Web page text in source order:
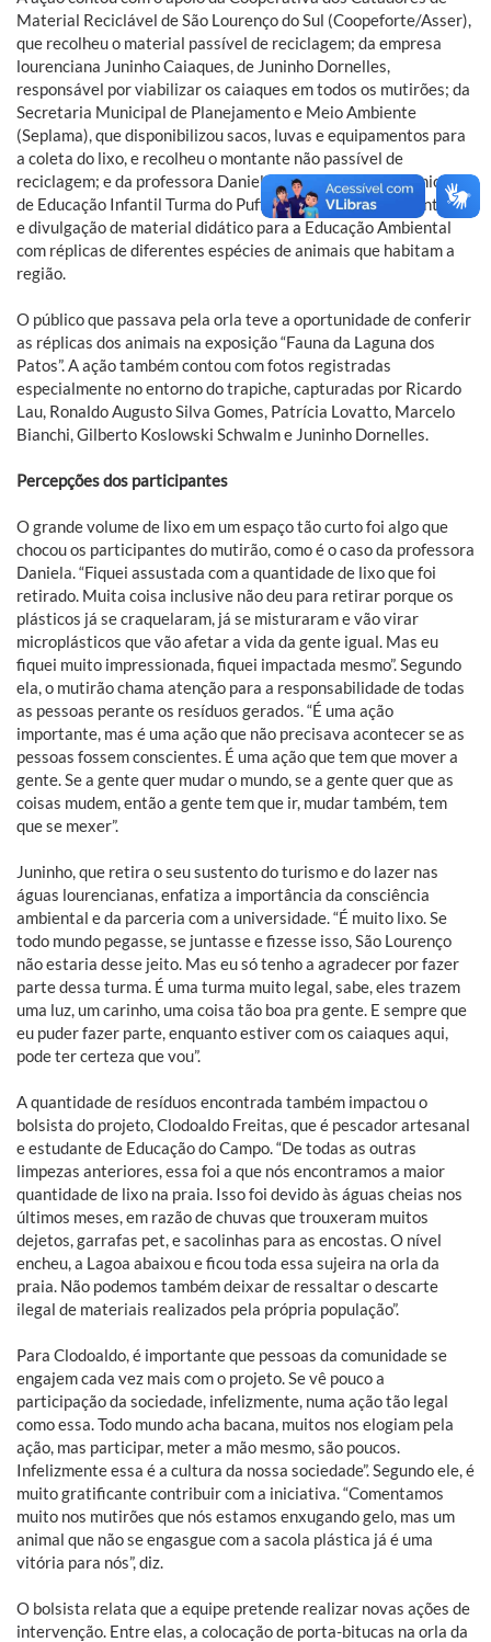
Material Reciclável de São Lourenço do Sul (Coopeforte/Asser),
que recolheu o material passível de reciclagem; da empresa
lourenciana Juninho Caiaques, de Juninho Dornelles,
responsável por viabilizar os caiaques em todos os mutirões; da
Secretaria Municipal de Planejamento e Meio Ambiente
(Seplama), que disponibilizou sacos, luvas e equipamentos para
a coleta do lixo, e recolheu o montante não passível de
reciclagem; e da professora Daniela Lessa, da Escola Municipal
de Educação Infantil Turma do Puff, que realizou a apresentação
e divulgação de material didático para a Educação Ambiental
com réplicas de diferentes espécies de animais que habitam a
região.
O público que passava pela orla teve a oportunidade de conferir
as réplicas dos animais na exposição “Fauna da Laguna dos
Patos”. A ação também contou com fotos registradas
especialmente no entorno do trapiche, capturadas por Ricardo
Lau, Ronaldo Augusto Silva Gomes, Patrícia Lovatto, Marcelo
Bianchi, Gilberto Koslowski Schwalm e Juninho Dornelles.
Percepções dos participantes
O grande volume de lixo em um espaço tão curto foi algo que
chocou os participantes do mutirão, como é o caso da professora
Daniela. “Fiquei assustada com a quantidade de lixo que foi
retirado. Muita coisa inclusive não deu para retirar porque os
plásticos já se craquelaram, já se misturaram e vão virar
microplásticos que vão afetar a vida da gente igual. Mas eu
fiquei muito impressionada, fiquei impactada mesmo”. Segundo
ela, o mutirão chama atenção para a responsabilidade de todas
as pessoas perante os resíduos gerados. “É uma ação
importante, mas é uma ação que não precisava acontecer se as
pessoas fossem conscientes. É uma ação que tem que mover a
gente. Se a gente quer mudar o mundo, se a gente quer que as
coisas mudem, então a gente tem que ir, mudar também, tem
que se mexer”.
Juninho, que retira o seu sustento do turismo e do lazer nas
águas lourencianas, enfatiza a importância da consciência
ambiental e da parceria com a universidade. “É muito lixo. Se
todo mundo pegasse, se juntasse e fizesse isso, São Lourenço
não estaria desse jeito. Mas eu só tenho a agradecer por fazer
parte dessa turma. É uma turma muito legal, sabe, eles trazem
uma luz, um carinho, uma coisa tão boa pra gente. E sempre que
eu puder fazer parte, enquanto estiver com os caiaques aqui,
pode ter certeza que vou”.
A quantidade de resíduos encontrada também impactou o
bolsista do projeto, Clodoaldo Freitas, que é pescador artesanal
e estudante de Educação do Campo. “De todas as outras
limpezas anteriores, essa foi a que nós encontramos a maior
quantidade de lixo na praia. Isso foi devido às águas cheias nos
últimos meses, em razão de chuvas que trouxeram muitos
dejetos, garrafas pet, e sacolinhas para as encostas. O nível
encheu, a Lagoa abaixou e ficou toda essa sujeira na orla da
praia. Não podemos também deixar de ressaltar o descarte
ilegal de materiais realizados pela própria população”.
Para Clodoaldo, é importante que pessoas da comunidade se
engajem cada vez mais com o projeto. Se vê pouco a
participação da sociedade, infelizmente, numa ação tão legal
como essa. Todo mundo acha bacana, muitos nos elogiam pela
ação, mas participar, meter a mão mesmo, são poucos.
Infelizmente essa é a cultura da nossa sociedade”. Segundo ele, é
muito gratificante contribuir com a iniciativa. “Comentamos
muito nos mutirões que nós estamos enxugando gelo, mas um
animal que não se engasgue com a sacola plástica já é uma
vitória para nós”, diz.
O bolsista relata que a equipe pretende realizar novas ações de
intervenção. Entre elas, a colocação de porta-bitucas na orla da